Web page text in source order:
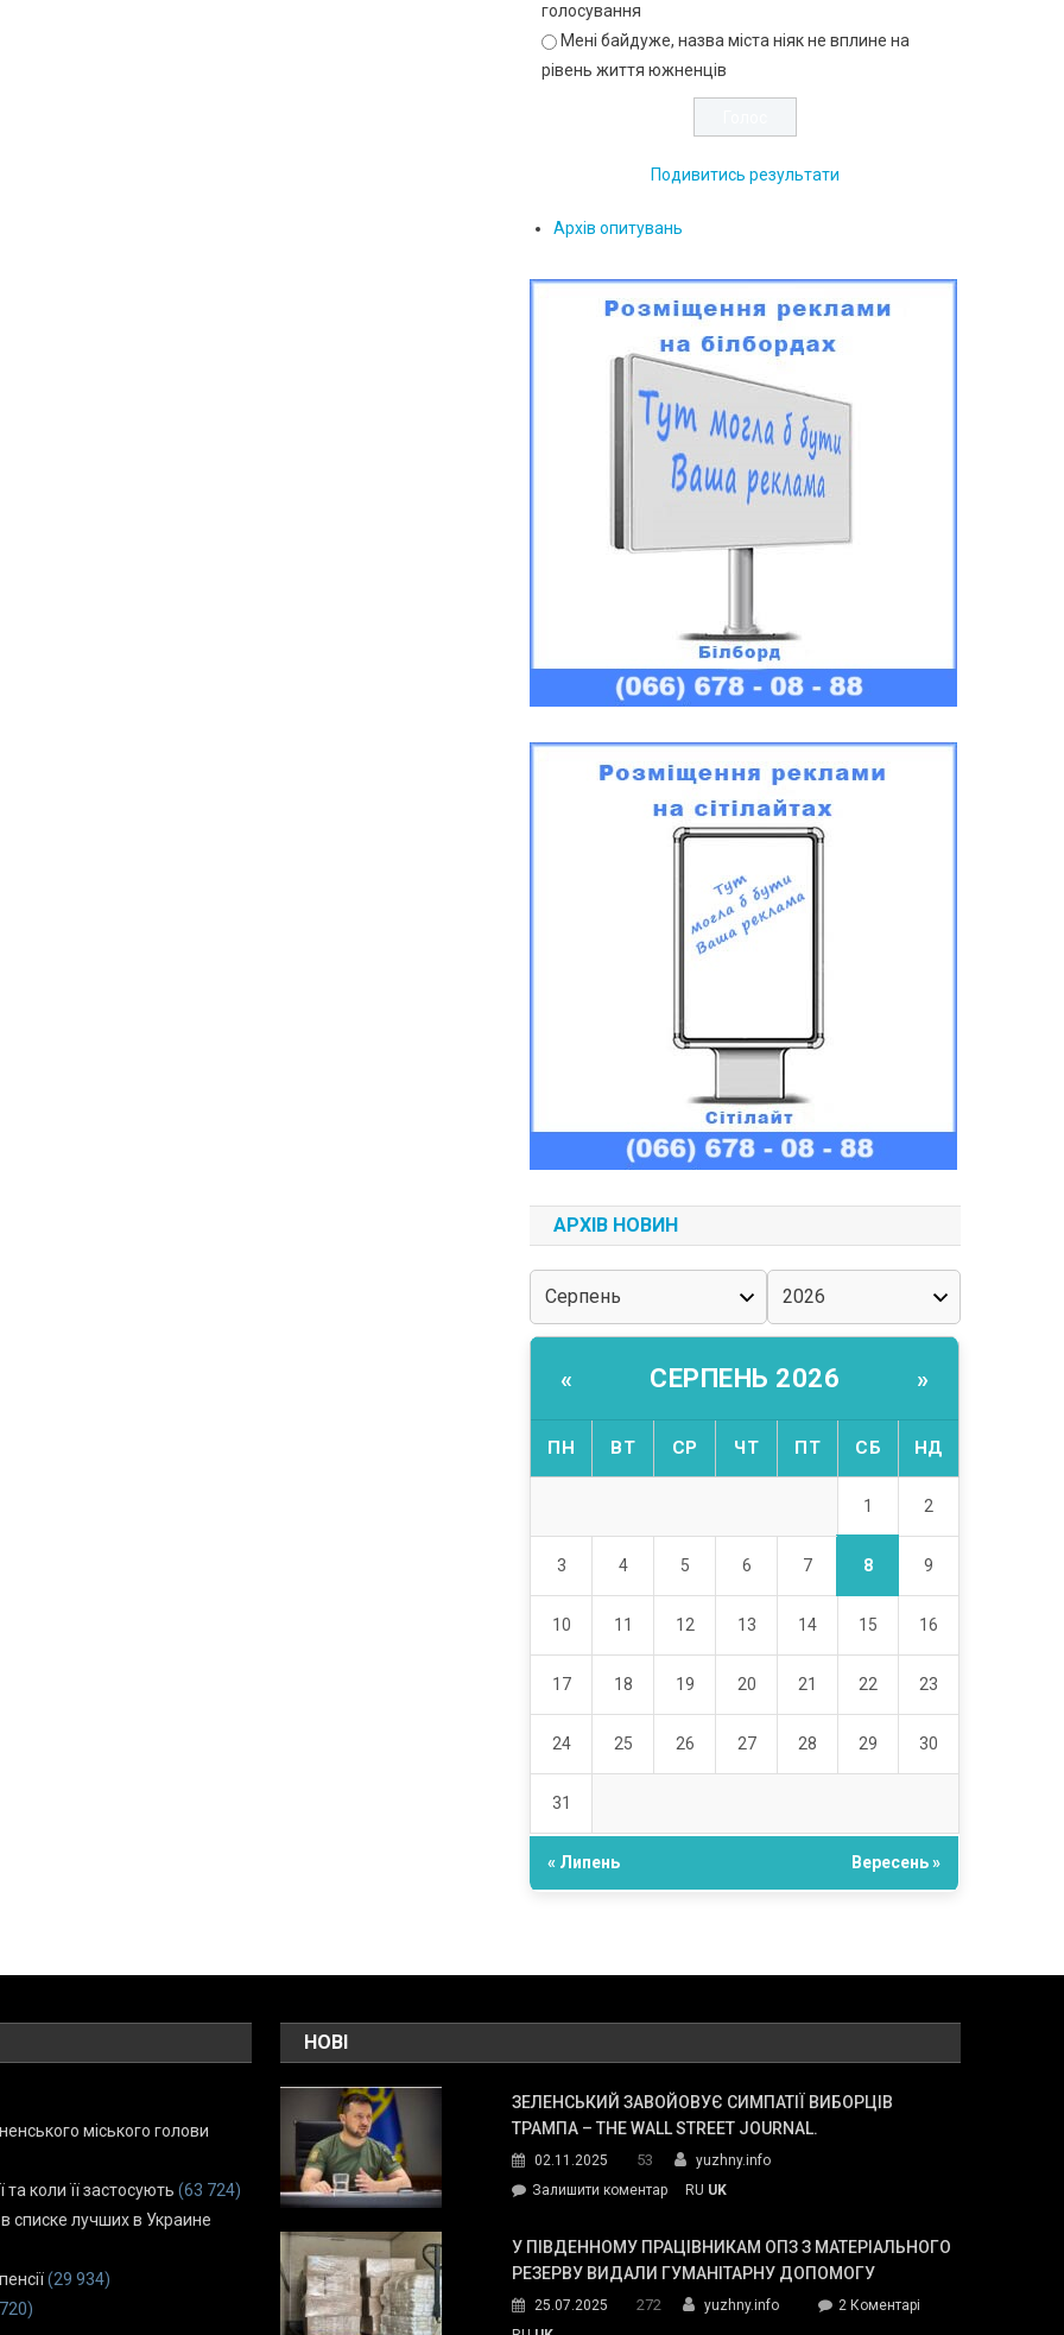
голосування
Мені байдуже, назва міста ніяк не вплине на
рівень життя южненців
Подивитись результати
Архів опитувань
АРХІВ НОВИН
« СЕРПЕНЬ 2026 »
ПН ВТ СР ЧТ ПТ СБ НД
1 2
3 4 5 6 7 8 9
10 11 12 13 14 15 16
17 18 19 20 21 22 23
24 25 26 27 28 29 30
31
« Липень Вересень »
міського голови
коли її застосують (63 724)
списке лучших в Украине
(29 934)
НОВІ
ЗЕЛЕНСЬКИЙ ЗАВОЙОВУЄ СИМПАТІЇ ВИБОРЦІВ
ТРАМПА – THE WALL STREET JOURNAL.
02.11.2025 53
yuzhny.info
Залишити коментарon
завойовує
симпатії
Трампа
RU UK
У ПІВДЕННОМУ ПРАЦІВНИКАМ ОПЗ З МАТЕРІАЛЬНОГО
РЕЗЕРВУ ВИДАЛИ ГУМАНІТАРНУ ДОПОМОГУ
25.07.2025 272 yuzhny.info 2 Коментарідо